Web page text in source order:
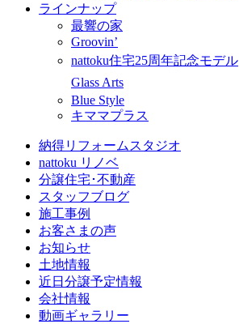
ラインナップ
最響の家
Groovin’
nattoku住宅25周年記念モデル
Glass Arts
Blue Style
キママプラス
納得リフォームスタジオ
nattoku リノベ
分譲住宅･不動産
スタッフブログ
施工事例
お客さまの声
お知らせ
土地情報
近日分譲予定情報
会社情報
動画ギャラリー